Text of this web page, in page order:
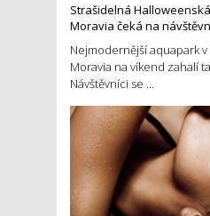
Strašidelná
Moravia čeká na
Nejmodernější aquapark
Moravia na víkend zahalí
Návštěvníci se ...